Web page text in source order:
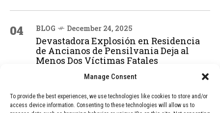
Manage Consent
To provide the best experiences, we use technologies like cookies to store and/or
access device information. Consenting to these technologies will allow us to
04 BLOG December 24, 2025
Devastadora Explosión en Residencia
de Ancianos de Pensilvania Deja al
Menos Dos Víctimas Fatales
ADVERTISEMENT